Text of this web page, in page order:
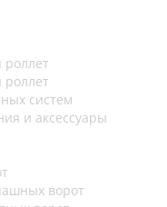
систем
и аксессуары
ворот